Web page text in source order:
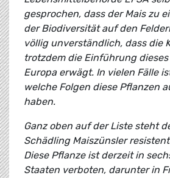
gesprochen, dass der Mais zu
der Biodiversität auf den
völlig unverständlich, dass die
trotzdem die Einführung
Europa erwägt. In vielen Fälle
welche Folgen diese Pflanzen
haben.
Ganz oben auf der Liste steht
Schädling Maiszünsler
Diese Pflanze ist derzeit in
Staaten verboten, darunter in